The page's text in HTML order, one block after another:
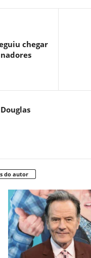
chegar
do autor